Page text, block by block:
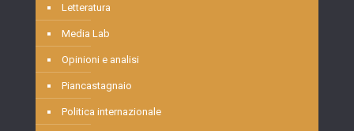
Letteratura
Media Lab
Opinioni e analisi
Piancastagnaio
Politica internazionale